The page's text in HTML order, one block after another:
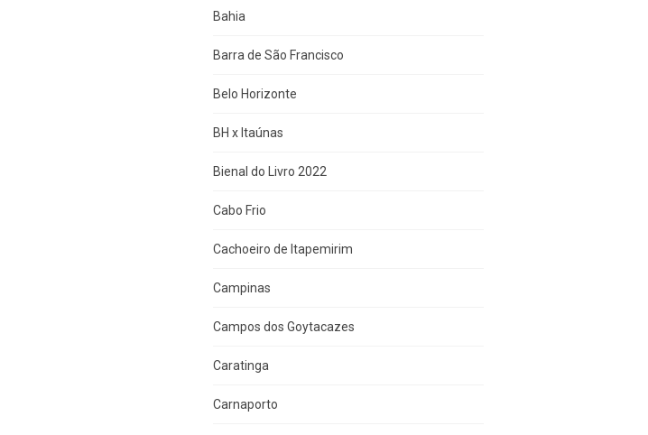
Bahia
Barra de São Francisco
Belo Horizonte
BH x Itaúnas
Bienal do Livro 2022
Cabo Frio
Cachoeiro de Itapemirim
Campinas
Campos dos Goytacazes
Caratinga
Carnaporto